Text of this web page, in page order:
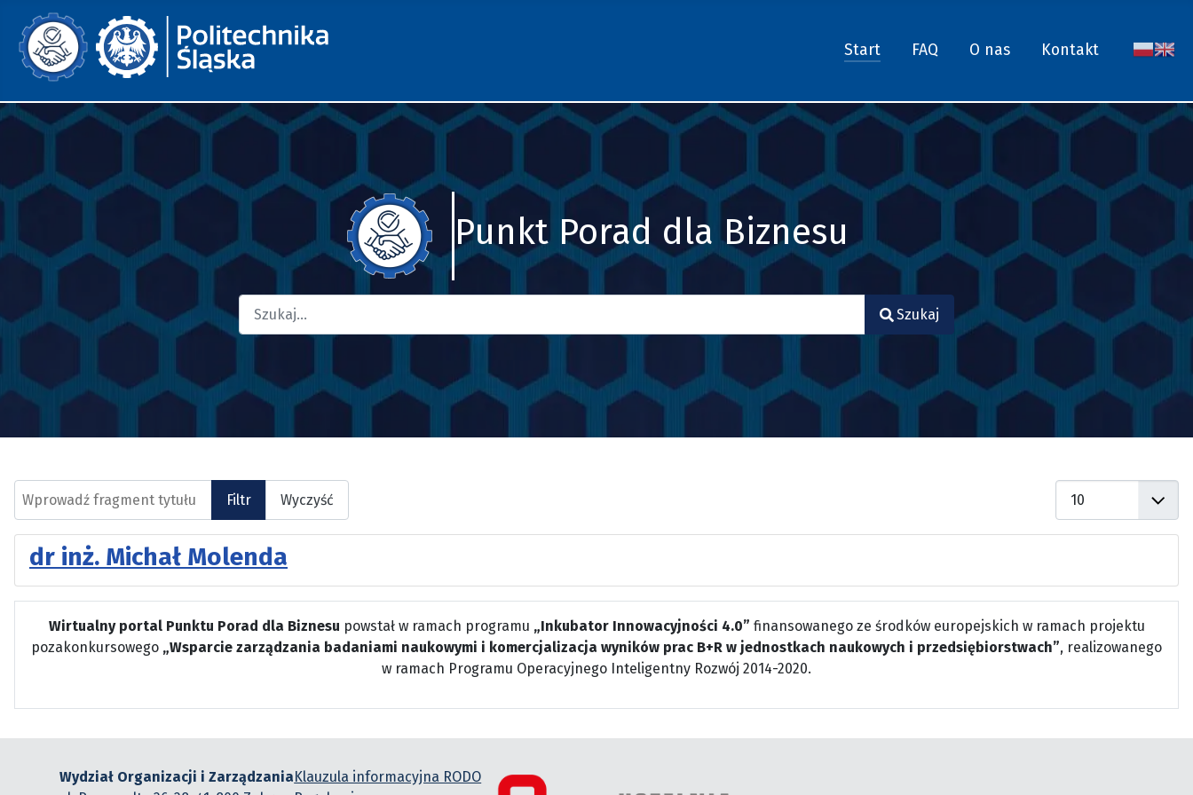
Start FAQ O nas Kontakt
Punkt Porad dla Biznesu
Szukaj
Wprowadź fragment tytułu
Filtr Wyczyść
dr inż. Michał Molenda
Wirtualny portal Punktu Porad dla Biznesu powstał w ramach programu „Inkubator Innowacyjności 4.0” finansowanego ze środków europejskich w ramach projektu
pozakonkursowego „Wsparcie zarządzania badaniami naukowymi i komercjalizacja wyników prac B+R w jednostkach naukowych i przedsiębiorstwach”, realizowanego
w ramach Programu Operacyjnego Inteligentny Rozwój 2014-2020.
Wydział Organizacji i ZarządzaniaKlauzula informacyjna RODO